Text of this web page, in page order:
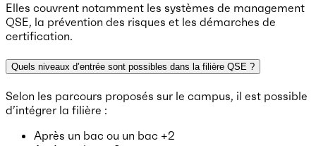
Elles couvrent notamment les systèmes de management
QSE, la prévention des risques et les démarches de
certification.
Quels niveaux d’entrée sont possibles dans la filière QSE ?
Selon les parcours proposés sur le campus, il est possible
d’intégrer la filière :
Après un bac ou un bac +2